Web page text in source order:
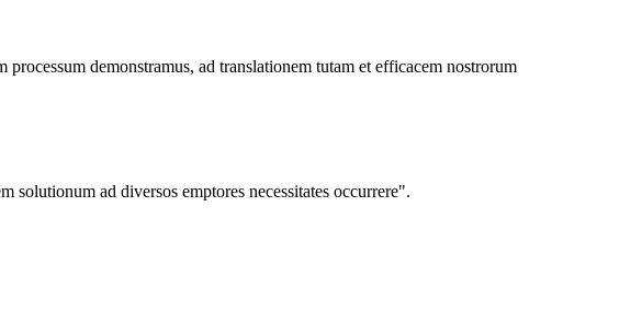
demonstramus, ad translationem tutam et efficacem nostrorum
ad diversos emptores necessitates occurrere".